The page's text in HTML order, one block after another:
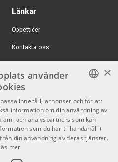
Länkar
Öppettider
Kontakta oss
Butiken
Varumärken
GDPR & Cookies
Kontakt
SWEDISH
ENGLISH
×
använder
innehåll, annonser och för att
information om din användning av
och analyspartners som kan
som du har tillhandahållit
din användning av deras tjänster.
mer